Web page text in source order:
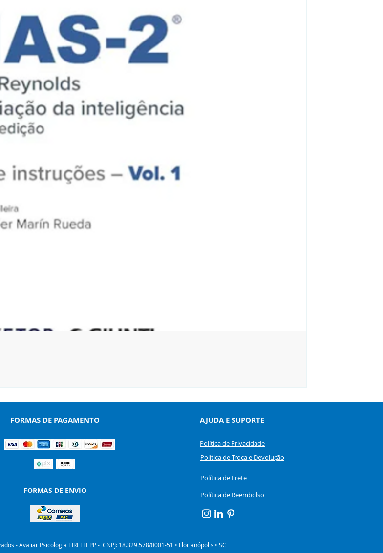
FORMAS DE PAGAMENTO
FORMAS DE ENVIO
AJUDA E SUPORTE
Política de Privacidade
Política de Frete
Política de Reembolso
- Avaliar Psicologia EIRELI EPP - CNPJ: 18.329.578/0001-51 • Florianópolis • SC
Política de Troca e Devolução